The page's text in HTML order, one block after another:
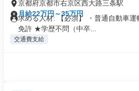
京都府京都市右京区西大路三条駅
月給22万円～35万円
求める人材: 【必須】 ・普通自動車
免許 ★学歴不問（中卒...
交通費支給